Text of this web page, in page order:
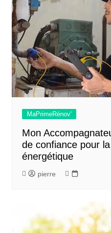
MaPrimeRénov'
Mon
de confiance pour
énergétique
pierre